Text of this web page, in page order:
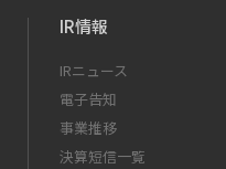
IR情報
IRニュース
電子告知
事業推移
決算短信一覧